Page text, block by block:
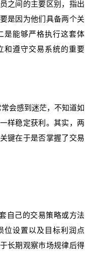
之间的主要区别，指出
是因为他们具备两个关
是能够严格执行这套体
和遵守交易系统的重要
会感到迷茫，不知道如
样稳定获利。其实，两
键在于是否掌握了交易
己的交易策略或方法
位设置以及目标利润点
长期观察市场规律后得